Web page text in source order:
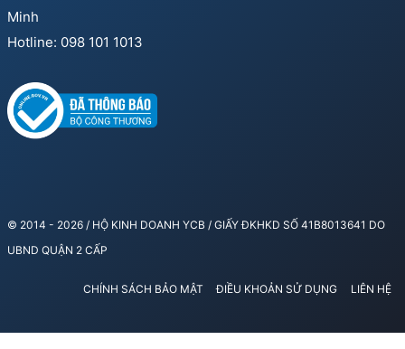
Minh
Hotline: 098 101 1013
© 2014 - 2026 / HỘ KINH DOANH YCB / GIẤY ĐKHKD SỐ 41B8013641 DO
UBND QUẬN 2 CẤP
CHÍNH SÁCH BẢO MẬT ĐIỀU KHOẢN SỬ DỤNG LIÊN HỆ